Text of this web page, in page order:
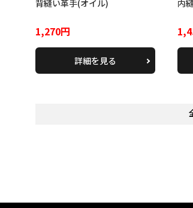
背縫い革手(オイル)
1,270円
詳細を見る
内